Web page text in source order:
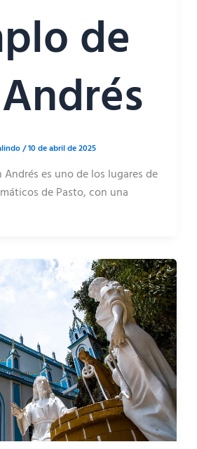
de
/10 de abril de 2025
Andrés es uno de los lugares de
de Pasto, con una